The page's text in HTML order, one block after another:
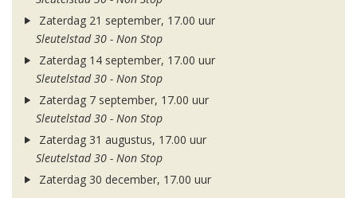
Zaterdag 21 september, 17.00 uur
Sleutelstad 30 - Non Stop
Zaterdag 14 september, 17.00 uur
Sleutelstad 30 - Non Stop
Zaterdag 7 september, 17.00 uur
Sleutelstad 30 - Non Stop
Zaterdag 31 augustus, 17.00 uur
Sleutelstad 30 - Non Stop
Zaterdag 30 december, 17.00 uur